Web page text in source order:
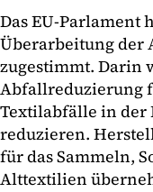
Das EU-Parlament
Überarbeitung
zugestimmt. Darin
Abfallreduzierung
Textilabfälle in der
reduzieren.
für das Sammeln,
Alttextilien